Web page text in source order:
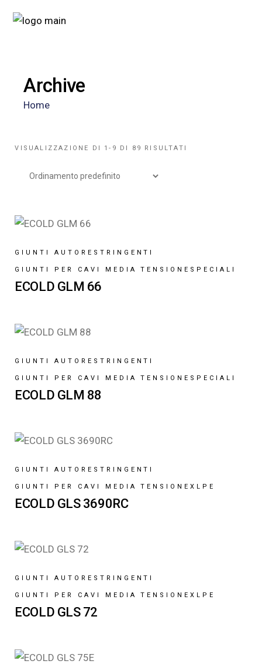
Archive
Home
VISUALIZZAZIONE DI 1-9 DI 89 RISULTATI
GIUNTI AUTORESTRINGENTI
GIUNTI PER CAVI MEDIA TENSIONE SPECIALI
ECOLD GLM 66
GIUNTI AUTORESTRINGENTI
GIUNTI PER CAVI MEDIA TENSIONE SPECIALI
ECOLD GLM 88
GIUNTI AUTORESTRINGENTI
GIUNTI PER CAVI MEDIA TENSIONEXLPE
ECOLD GLS 3690RC
GIUNTI AUTORESTRINGENTI
GIUNTI PER CAVI MEDIA TENSIONEXLPE
ECOLD GLS 72